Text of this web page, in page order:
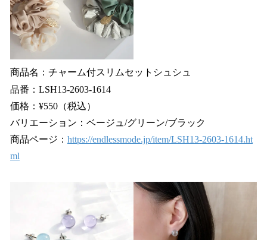
商品名：チャーム付スリムセットシュシュ
品番：LSH13-2603-1614
価格：¥550（税込）
バリエーション：ベージュ/グリーン/ブラック
商品ページ： https://endlessmode.jp/item/LSH13-2603-1614.ht
ml